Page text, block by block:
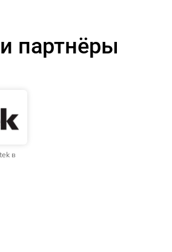
партнёры
в